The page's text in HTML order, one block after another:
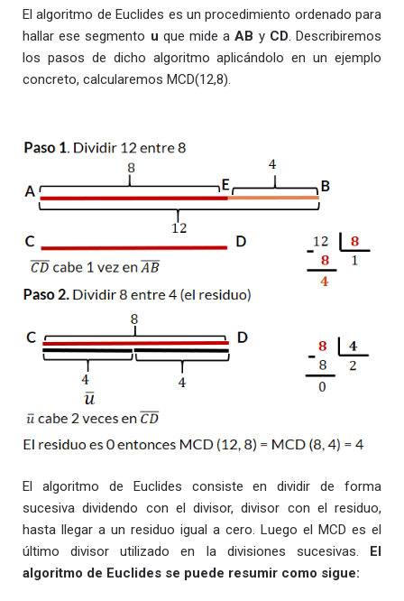
El algoritmo de Euclides es un procedimiento ordenado para
hallar ese segmento u que mide aAB y CD. Describiremos
los pasos de dicho algoritmo aplicándolo en un ejemplo
concreto, calcularemos MCD(12,8).
El algoritmo de Euclides consiste en dividir de forma
sucesiva dividendo con el divisor, divisor con el residuo,
hasta llegar a un residuo igual a cero. Luego el MCD es el
último divisor utilizado en la divisiones sucesivas.
El
algoritmo de Euclides se puede resumir como sigue: